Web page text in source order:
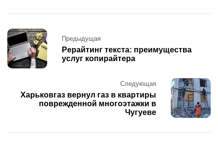
Post
navigation
Предыдущая
Рерайтинг текста: преимущества
услуг копирайтера
Следующая
Харьковгаз вернул газ в квартиры
поврежденной многоэтажки в
Чугуеве